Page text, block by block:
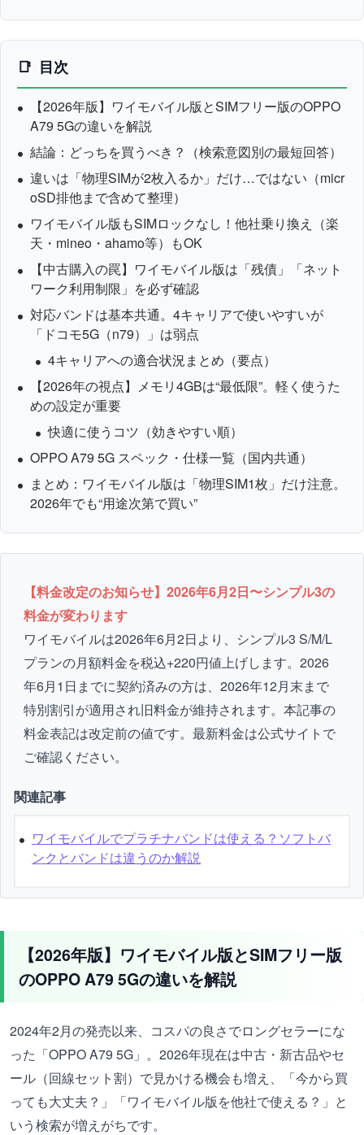
目次
【2026年版】ワイモバイル版とSIMフリー版のOPPO
A79 5Gの違いを解説
結論：どっちを買うべき？（検索意図別の最短回答）
違いは「物理SIMが2枚入るか」だけ…ではない（micr
oSD排他まで含めて整理）
ワイモバイル版もSIMロックなし！他社乗り換え（楽
天・mineo・ahamo等）もOK
【中古購入の罠】ワイモバイル版は「残債」「ネット
ワーク利用制限」を必ず確認
対応バンドは基本共通。4キャリアで使いやすいが
「ドコモ5G（n79）」は弱点
4キャリアへの適合状況まとめ（要点）
【2026年の視点】メモリ4GBは“最低限”。軽く使うた
めの設定が重要
快適に使うコツ（効きやすい順）
OPPO A79 5G スペック・仕様一覧（国内共通）
まとめ：ワイモバイル版は「物理SIM1枚」だけ注意。
2026年でも“用途次第で買い”
【料金改定のお知らせ】2026年6月2日〜シンプル3の
料金が変わります
ワイモバイルは2026年6月2日より、シンプル3 S/M/L
プランの月額料金を税込+220円値上げします。2026
年6月1日までに契約済みの方は、2026年12月末まで
特別割引が適用され旧料金が維持されます。本記事の
料金表記は改定前の値です。最新料金は公式サイトで
ご確認ください。
関連記事
ワイモバイルでプラチナバンドは使える？ソフトバ
ンクとバンドは違うのか解説
【2026年版】ワイモバイル版とSIMフリー版
のOPPO A79 5Gの違いを解説
2024年2月の発売以来、コスパの良さでロングセラーにな
った「OPPO A79 5G」。2026年現在は中古・新古品やセ
ール（回線セット割）で見かける機会も増え、「今から買
っても大丈夫？」「ワイモバイル版を他社で使える？」と
いう検索が増えがちです。